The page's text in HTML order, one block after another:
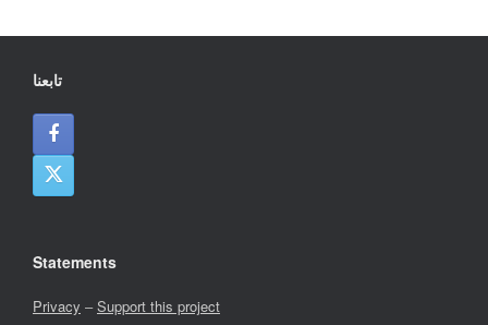
تابعنا
Statements
Privacy –Support this project